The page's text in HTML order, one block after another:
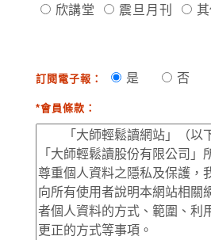
欣講堂
震旦月刊 其
訂閱電子報： 是 否
*會員條款：